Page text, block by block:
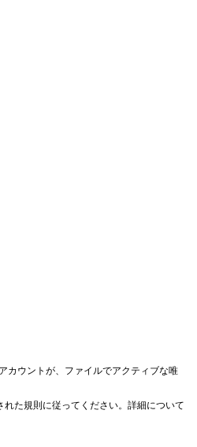
カウントが、ファイルでアクティブな唯
た規則に従ってください。詳細について